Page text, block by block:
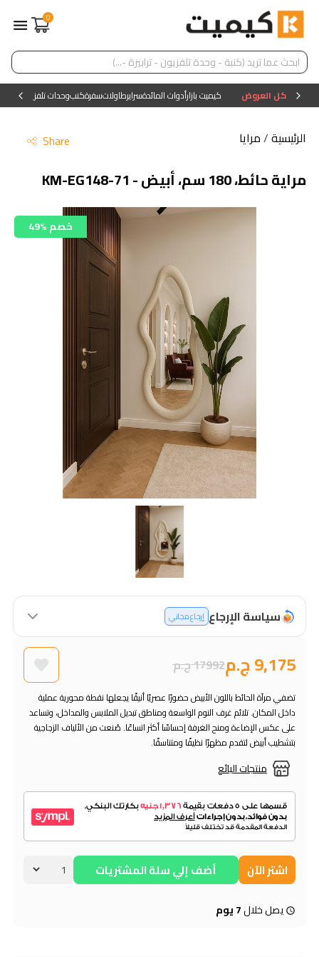
0
كل العروض كيميت بازارأدوات المائدةسرايرطاولاتسفرةكنبوحدات تلفزيون
الرئيسية/مرايا Share
مراية حائط، 180 سم، أبيض - KM-EG148-71
49% خصم
سياسة الإرجاع إرجاع مجاني
9,175 ج.م 17992 ج.م
منتجات البائع
تضفي مرآة الحائط باللون الأبيض حضورًا عصريًا أنيقًا يجعلها نقطة محورية عملية
داخل المكان. تلائم غرف النوم الواسعة ومناطق تبديل الملابس والمداخل، وتساعد
على عكس الإضاءة ومنح الغرفة إحساسًا أكثر اتساعًا. صُنعت من الألياف الزجاجية
بتشطيب أبيض لتقدم مظهرًا نظيفًا ومتناسقًا.
اشتر الآن أضف إلي سلة المشتريات
يصل خلال7 يوم